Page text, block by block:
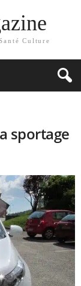
Culture
sportage